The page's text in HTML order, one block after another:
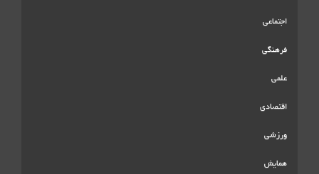
اجتماعی
فرهنگی
علمی
اقتصادی
ورزشی
همایش